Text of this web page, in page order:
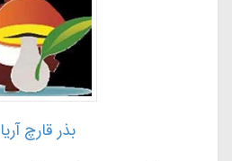
بذر قارچ